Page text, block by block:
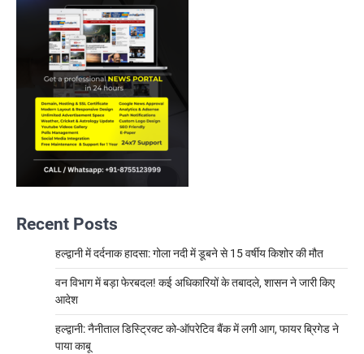
Recent Posts
हल्द्वानी में दर्दनाक हादसा: गोला नदी में डूबने से 15 वर्षीय किशोर की मौत
वन विभाग में बड़ा फेरबदल! कई अधिकारियों के तबादले, शासन ने जारी किए
आदेश
हल्द्वानी: नैनीताल डिस्ट्रिक्ट को-ऑपरेटिव बैंक में लगी आग, फायर ब्रिगेड ने
पाया काबू